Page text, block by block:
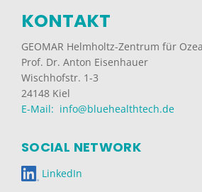
KONTAKT
GEOMAR Helmholtz-Zentrum für
Prof. Dr. Anton Eisenhauer
Wischhofstr. 1-3
24148 Kiel
E-Mail: info@bluehealthtech.de
SOCIAL NETWORK
LinkedIn